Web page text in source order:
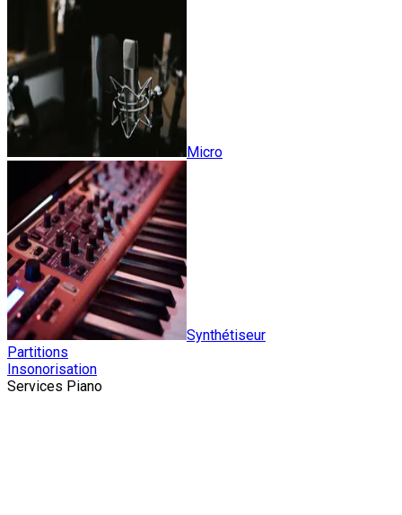
Micro
Synthétiseur
Partitions
Insonorisation
Services Piano